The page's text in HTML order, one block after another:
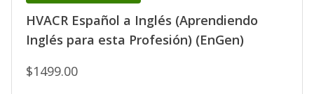
HVACR Español a Inglés (Aprendiendo
Inglés para esta Profesión) (EnGen)
$1499.00